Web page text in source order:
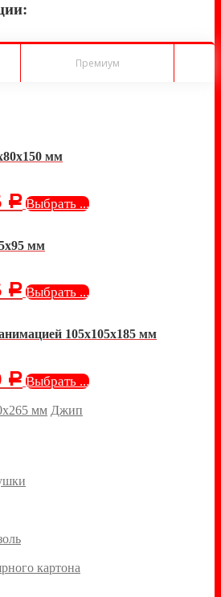
Премиум
мм
Р Выбрать ...
мм
Р Выбрать ...
105х105х185 мм
Р Выбрать ...
мм Джип
картона